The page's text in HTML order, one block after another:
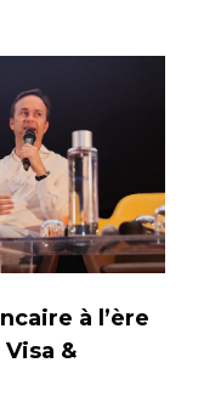
à l’ère
&